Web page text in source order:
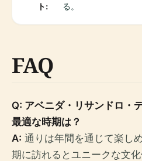
ト:
る。
FAQ
Q: アベニダ・リサンドロ・
最適な時期は？
A: 通りは年間を通じて楽し
期に訪れるとユニークな文化